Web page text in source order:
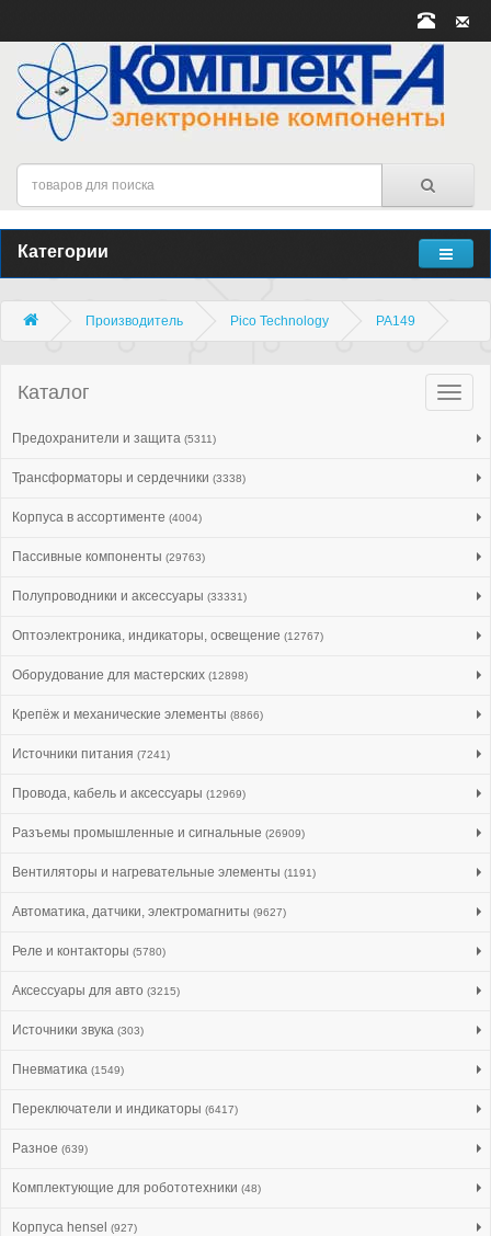
Категории
Производитель Pico Technology PA149
Каталог
Предохранители и защита (5311)
Трансформаторы и сердечники (3338)
Корпуса в ассортименте (4004)
Пассивные компоненты (29763)
Полупроводники и аксессуары (33331)
Оптоэлектроника, индикаторы, освещение (12767)
Оборудование для мастерских (12898)
Крепёж и механические элементы (8866)
Источники питания (7241)
Провода, кабель и аксессуары (12969)
Разъемы промышленные и сигнальные (26909)
Вентиляторы и нагревательные элементы (1191)
Автоматика, датчики, электромагниты (9627)
Реле и контакторы (5780)
Аксессуары для авто (3215)
Источники звука (303)
Пневматика (1549)
Переключатели и индикаторы (6417)
Разное (639)
Комплектующие для робототехники (48)
Корпуса hensel (927)